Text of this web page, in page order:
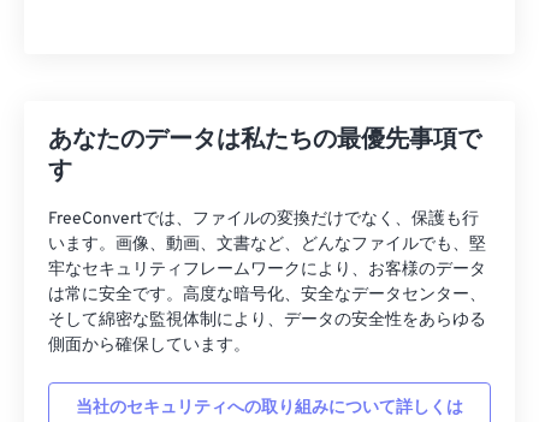
あなたのデータは私たちの最優先事項で
す
FreeConvertでは、ファイルの変換だけでなく、保護も行
います。画像、動画、文書など、どんなファイルでも、堅
牢なセキュリティフレームワークにより、お客様のデータ
は常に安全です。高度な暗号化、安全なデータセンター、
そして綿密な監視体制により、データの安全性をあらゆる
側面から確保しています。
当社のセキュリティへの取り組みについて詳しくは